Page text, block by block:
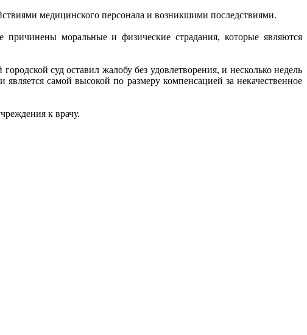
медицинского персонала и возникшими последствиями.
причинены моральные и физические страдания, которые являются
суд оставил жалобу без удовлетворения, и несколько недель
самой высокой по размеру компенсацией за некачественное
к врачу.